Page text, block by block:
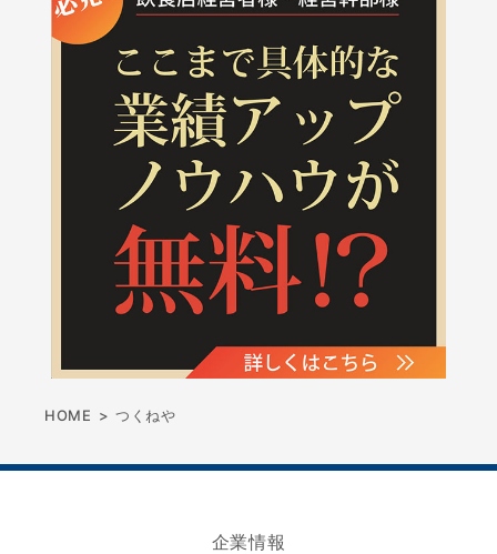
HOME > つくねや
企業情報